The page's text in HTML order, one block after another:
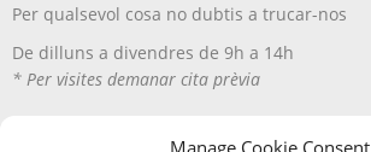
Manage Cookie Consent
Per qualsevol cosa no dubtis a trucar-nos
De dilluns a divendres de 9h a 14h
* Per visites demanar cita prèvia